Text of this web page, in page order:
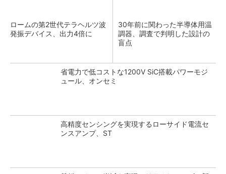
ロームの第2世代テラヘルツ波
発振デバイス、出力4倍に
30年前に関わった半導体用温
調器、調査で判明した設計の
盲点
省電力で低コストな1200V SiC搭載パワーモジ
ュール、オンセミ
高精度センシングを実現するローサイド電流セ
ンスアンプ、ST